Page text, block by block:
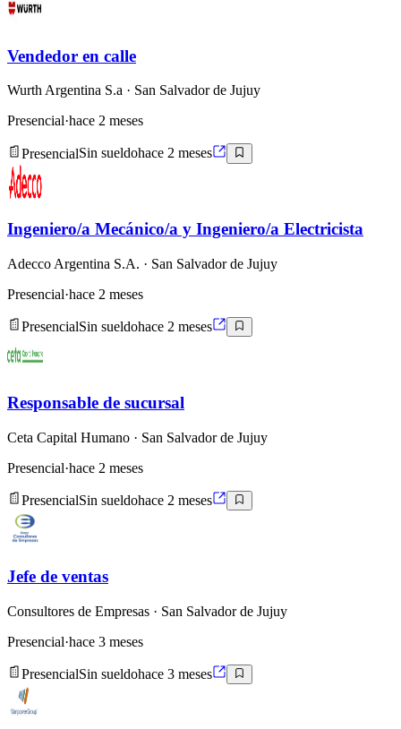
Vendedor en calle
Wurth Argentina S.a · San Salvador de Jujuy
Presencial·hace 2 meses
PresencialSin sueldohace 2 meses
Ingeniero/a Mecánico/a y Ingeniero/a Electricista
Adecco Argentina S.A. · San Salvador de Jujuy
Presencial·hace 2 meses
PresencialSin sueldohace 2 meses
Responsable de sucursal
Ceta Capital Humano · San Salvador de Jujuy
Presencial·hace 2 meses
PresencialSin sueldohace 2 meses
Jefe de ventas
Consultores de Empresas · San Salvador de Jujuy
Presencial·hace 3 meses
PresencialSin sueldohace 3 meses